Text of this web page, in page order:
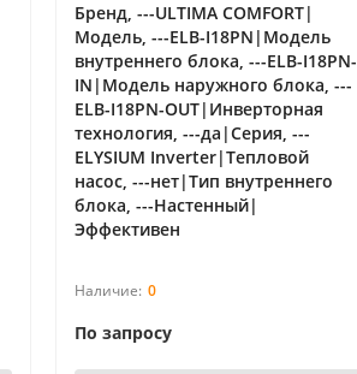
Бренд, ---ULTIMA COMFORT|
Модель, ---ELB-I18PN|Модель
внутреннего блока, ---ELB-I18PN-
IN|Модель наружного блока, ---
ELB-I18PN-OUT|Инверторная
технология, ---да|Серия, ---
ELYSIUM Inverter|Тепловой
насос, ---нет|Тип внутреннего
блока, ---Настенный|
Эффективен
0
По запросу